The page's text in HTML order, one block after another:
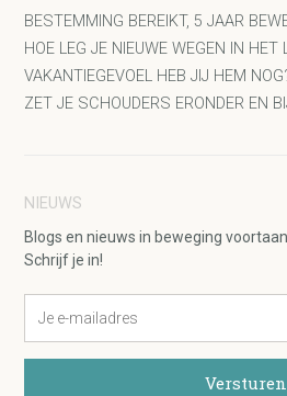
BESTEMMING BEREIKT, 5 JAAR
HOE LEG JE NIEUWE WEGEN IN HET
VAKANTIEGEVOEL HEB JIJ HEM
ZET JE SCHOUDERS ERONDER EN
NIEUWS
Blogs en nieuws in beweging
Schrijf je in!